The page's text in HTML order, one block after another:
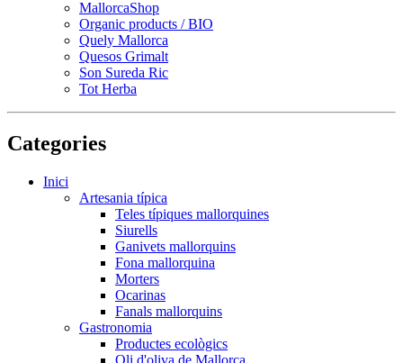
MallorcaShop
Organic products / BIO
Quely Mallorca
Quesos Grimalt
Son Sureda Ric
Tot Herba
Categories
Inici
Artesania típica
Teles típiques mallorquines
Siurells
Ganivets mallorquins
Fona mallorquina
Morters
Ocarinas
Fanals mallorquins
Gastronomia
Productes ecològics
Oli d'oliva de Mallorca